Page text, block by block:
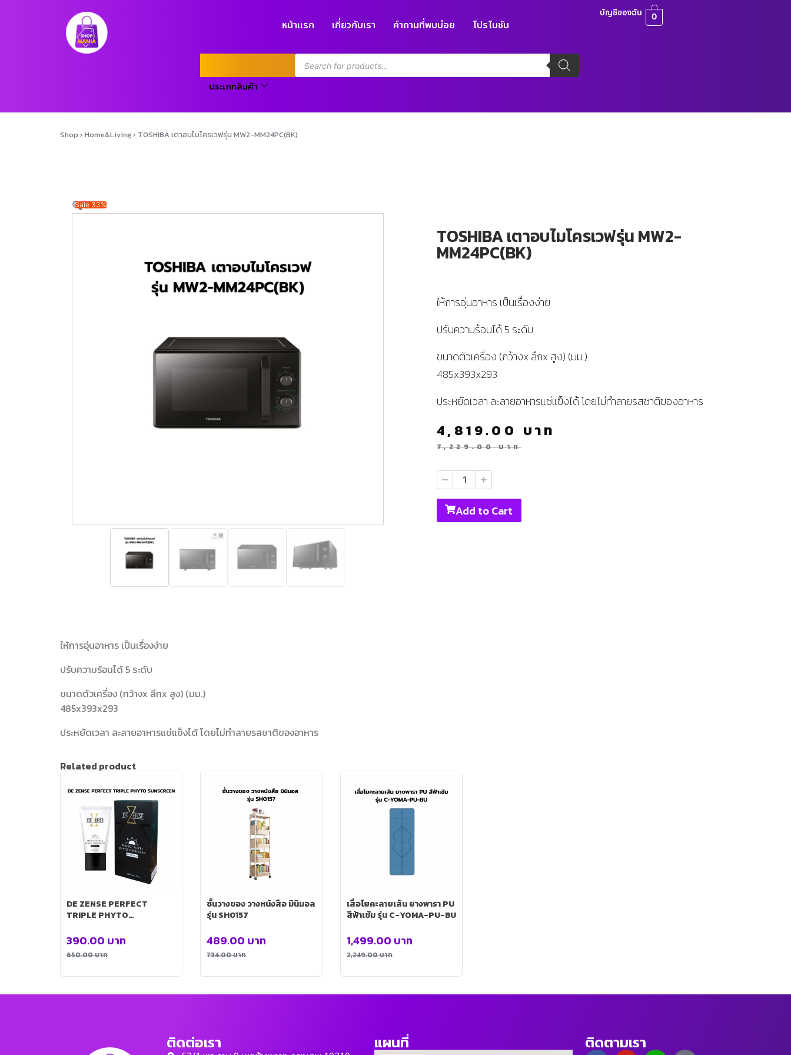
หน้าแรก เกี่ยวกับเรา คำถามที่พบบ่อย โปรโมชัน
ประเภทสินค้า
บัญชีของฉัน 0
Shop › Home&Living› TOSHIBA เตาอบไมโครเวฟรุ่น MW2-MM24PC(BK)
Sale 33%
TOSHIBA เตาอบไมโครเวฟรุ่น MW2-
MM24PC(BK)
ให้การอุ่นอาหาร เป็นเรื่องง่าย
ปรับความร้อนได้ 5 ระดับ
ขนาดตัวเครื่อง (กว้างx ลึกx สูง) (มม.)
485x393x293
ประหยัดเวลา ละลายอาหารแช่แข็งได้ โดยไม่ทำลายรสชาติของอาหาร
7,229.00บาท
4,819.00 บาท
Add to Cart
ให้การอุ่นอาหาร เป็นเรื่องง่าย
ปรับความร้อนได้ 5 ระดับ
ขนาดตัวเครื่อง (กว้างx ลึกx สูง) (มม.)
485x393x293
ประหยัดเวลา ละลายอาหารแช่แข็งได้ โดยไม่ทำลายรสชาติของอาหาร
Related product
DE ZENSE PERFECT
TRIPLE PHYTO
แคปซูล)
650.00บาท
390.00 บาท
ชั้นวางของ วางหนังสือ มินิมอล
รุ่น SH0157
734.00บาท
489.00 บาท
เสื่อโยคะลายเส้น ยางพารา PU
สีฟ้าเข้ม รุ่น C-YOMA-PU-BU
2,249.00บาท
1,499.00 บาท
ติดต่อเรา แผนที่ ติดตามเรา